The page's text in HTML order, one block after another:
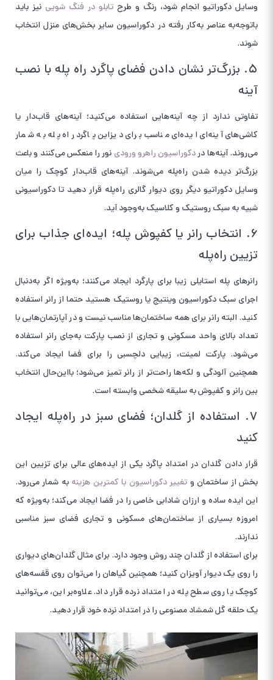
وسایل دکوراتیو انجام شود، رنگ و طرح تابلو در فنگ شویی نیز باید
باتوجه‌به عناصر به‌کار رفته در دکوراسیون سایر بخش‌های منزل انتخاب
شوند.
۵. بزرگ‌تر نشان دادن فضای پاگرد راه پله با نصب
آینه
تفاوتی ندارد از چه آینه‌هایی استفاده می‌کنید؛ آینه‌های قاب‌دار یا
کاشی‌های آینه‌ای ایده‌ای مناسب برای دیزاین پاگرد راه پله به شمار
می‌روند. آینه‌ها دردکوراسیون راهرو ورودی نور را منعکس می‌کنند و باعث
بزرگ‌تر دیده شدن راه‌پله می‌شوند. آینه‌های قاب‌دار کوچک را میان
وسایل دکوراتیو دیگر روی دیوار گالری راه‌پله قرار دهید تا دکوراسیونی
شبیه به سبک روستیک و کلاسیک به‌وجود آید.
۶. انتخاب رانر یا کفپوش پله؛ ایده‌ای جذاب برای
تزیین راه‌پله
رانرهای پله استایلی زیبا برای پارگرد ایجاد می‌کنند؛ به‌ویژه اگر به‌دنبال
اجرای سبک دکوراسیون وینتیج یا روستیک هستید حتما از رانر استفاده
کنید. البته رانر برای همه ساختمان‌ها مناسب نیست و در آپارتمان‌هایی با
تعداد بالای واحد مسکونی و تجاری از نصب پارکت به‌جای رانر استفاده
می‌شود. پارکت لمینت، زیبایی دلچسبی را برای فضا ایجاد می‌کند.
همچنین آلودگی‌ و لکه‌ها راحت‌تر از رانر تمیز می‌شود؛ بااین‌حال انتخاب
بین رانر و کفپوش به سلیقه شخصی وابسته است.
۷. استفاده از گلدان؛ فضای سبز در راه‌پله ایجاد
کنید
قرار دادن گلدان در امتداد پاگرد یکی از ایده‌های عالی برای تزیین این
بخش از ساختمان و تغییر دکوراسیون با کمترین هزینه به شمار می‌رود.
این ایده ساده و ارزان شادابی خاصی را در فضا ایجاد می‌کند؛ به‌ویژه که
امروزه بسیاری از ساختمان‌های مسکونی و تجاری فضای سبز مناسبی
ندارند.
برای استفاده از گلدان چند روش وجود دارد. برای مثال گلدان‌های دیواری
را روی یک دیوار آویزان کنید؛ همچنین گیاهان را می‌توان روی قفسه‌های
کوچک یا روی سطح پله در امتداد نرده قرار داد. علاوه‌بر این، می‌توانید
یک حلقه گل شمشاد مصنوعی را در امتداد نرده خود قرار دهید.